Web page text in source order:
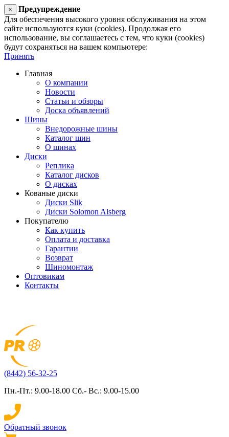
×
Предупреждение
Для обеспечения высокого уровня обслуживания на этом
сайте используются куки (cookies). Продолжая его
использование, вы соглашаетесь с тем, что куки (cookies)
будут сохраняться на вашем компьютере:
Принять
Главная
О компании
Новости
Статьи и обзоры
Доска объявлений
Шины
Внедорожные шины
Каталог шин
О шинах
Диски
Реплика
Каталог дисков
О дисках
Кованые диски
Диски Slik
Диски Solomon Alsberg
Покупателю
Как купить
Оплата и доставка
Гарантии
Возврат
Шиномонтаж
Оптовикам
Контакты
(8442) 56-32-25
Пн.-Пт.: 9.00-18.00 Сб.- Вс.: 9.00-15.00
Обратный звонок